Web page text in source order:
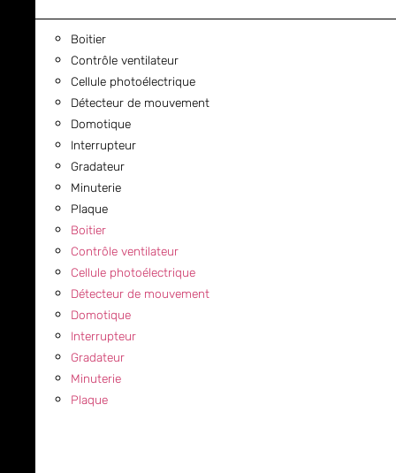
Boitier
Contrôle ventilateur
Cellule photoélectrique
Détecteur de mouvement
Domotique
Interrupteur
Gradateur
Minuterie
Plaque
Boitier
Contrôle ventilateur
Cellule photoélectrique
Détecteur de mouvement
Domotique
Interrupteur
Gradateur
Minuterie
Plaque